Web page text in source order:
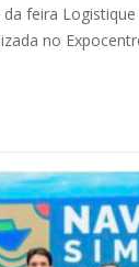
feira
no